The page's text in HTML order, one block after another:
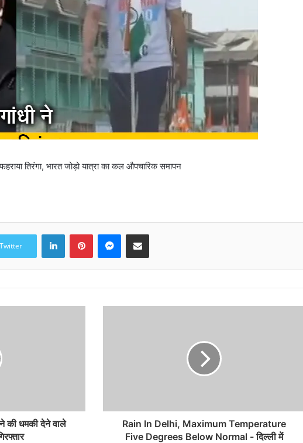
तिरंगा, भारत जोड़ो यात्रा का कल औपचारिक समापन
Twitter
की धमकी देने वाले
Rain In Delhi, Maximum Temperature
Five Degrees Below Normal - दिल्ली में